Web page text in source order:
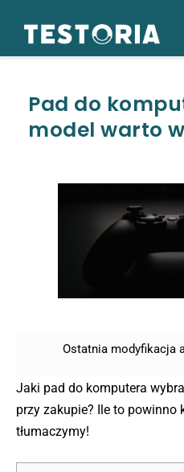
Pad do
model warto
Ostatnia modyfikacja
Jaki pad do komputera
przy zakupie? Ile to powinno
tłumaczymy!